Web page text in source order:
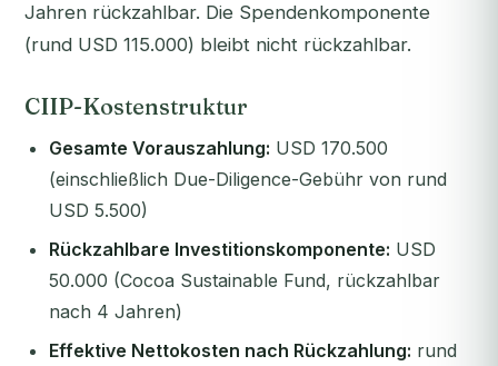
Jahren rückzahlbar. Die Spendenkomponente
(rund USD 115.000) bleibt nicht rückzahlbar.
CIIP-Kostenstruktur
Gesamte Vorauszahlung: USD 170.500
(einschließlich Due-Diligence-Gebühr von rund
USD 5.500)
Rückzahlbare Investitionskomponente: USD
50.000 (Cocoa Sustainable Fund, rückzahlbar
nach 4 Jahren)
Effektive Nettokosten nach Rückzahlung: rund